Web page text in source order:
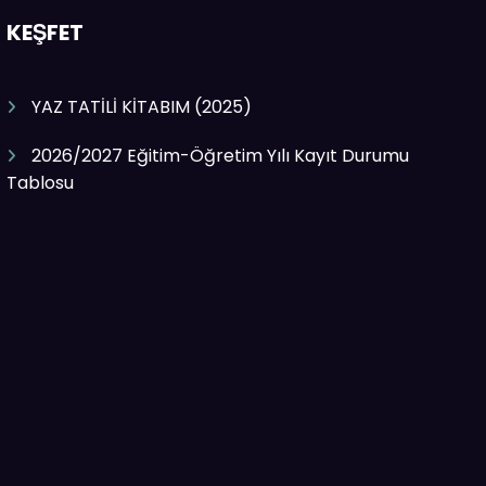
KEŞFET
YAZ TATİLİ KİTABIM (2025)
2026/2027 Eğitim-Öğretim Yılı Kayıt Durumu
Tablosu